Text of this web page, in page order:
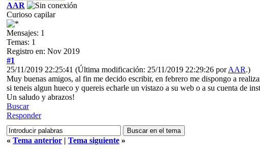
AAR
Curioso capilar
Mensajes: 1
Temas: 1
Registro en: Nov 2019
#1
25/11/2019 22:25:41 (Última modificación: 25/11/2019 22:29:26 porAAR.)
Muy buenas amigos, al fin me decido escribir, en febrero me dispongo a
si teneis algun hueco y quereis echarle un vistazo a su web o a su cuenta de
Un saludo y abrazos!
Buscar
Responder
« Tema anterior | Tema siguiente »